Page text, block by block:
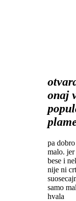
onaj
pa
malo. jer
bese i
nije ni
samo
hvala